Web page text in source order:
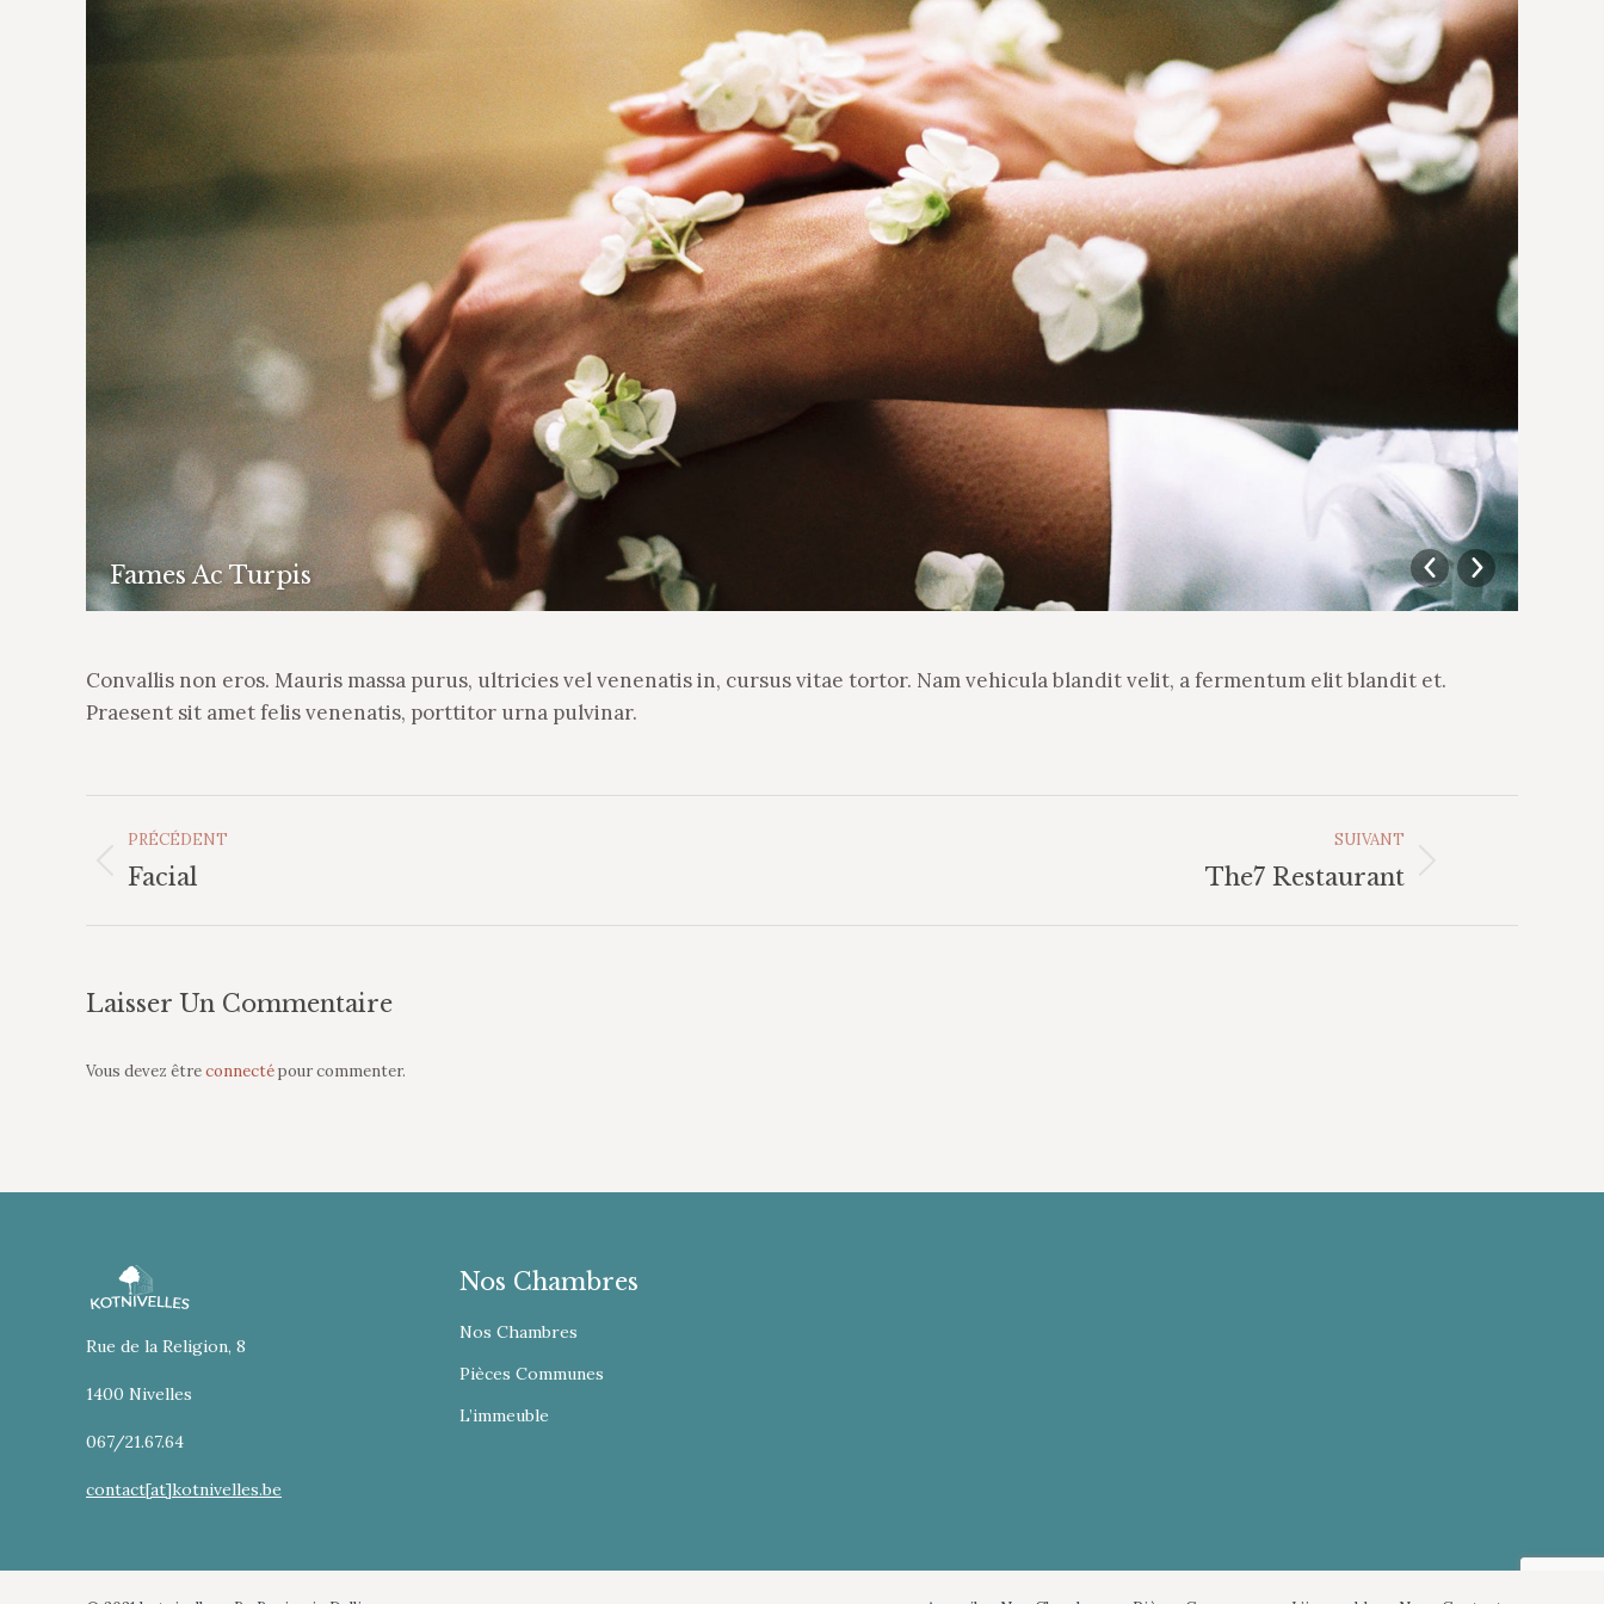
Fames Ac Turpis
Convallis non eros. Mauris massa purus, ultricies vel venenatis in, cursus vitae tortor. Nam vehicula blandit velit, a fermentum elit blandit et.
Praesent sit amet felis venenatis, porttitor urna pulvinar.
Album
PRÉCÉDENT
Album
Facial
SUIVANT
The7 Restaurant
Laisser Un Commentaire
Vous devez êtreconnectépour commenter.
Rue de la Religion, 8
1400 Nivelles
067/21.67.64
contact[at]kotnivelles.be
Nos Chambres
Nos Chambres
Pièces Communes
L’immeuble